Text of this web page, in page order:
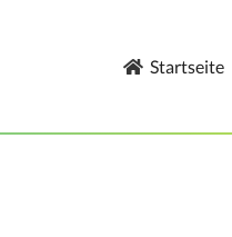
Startseite